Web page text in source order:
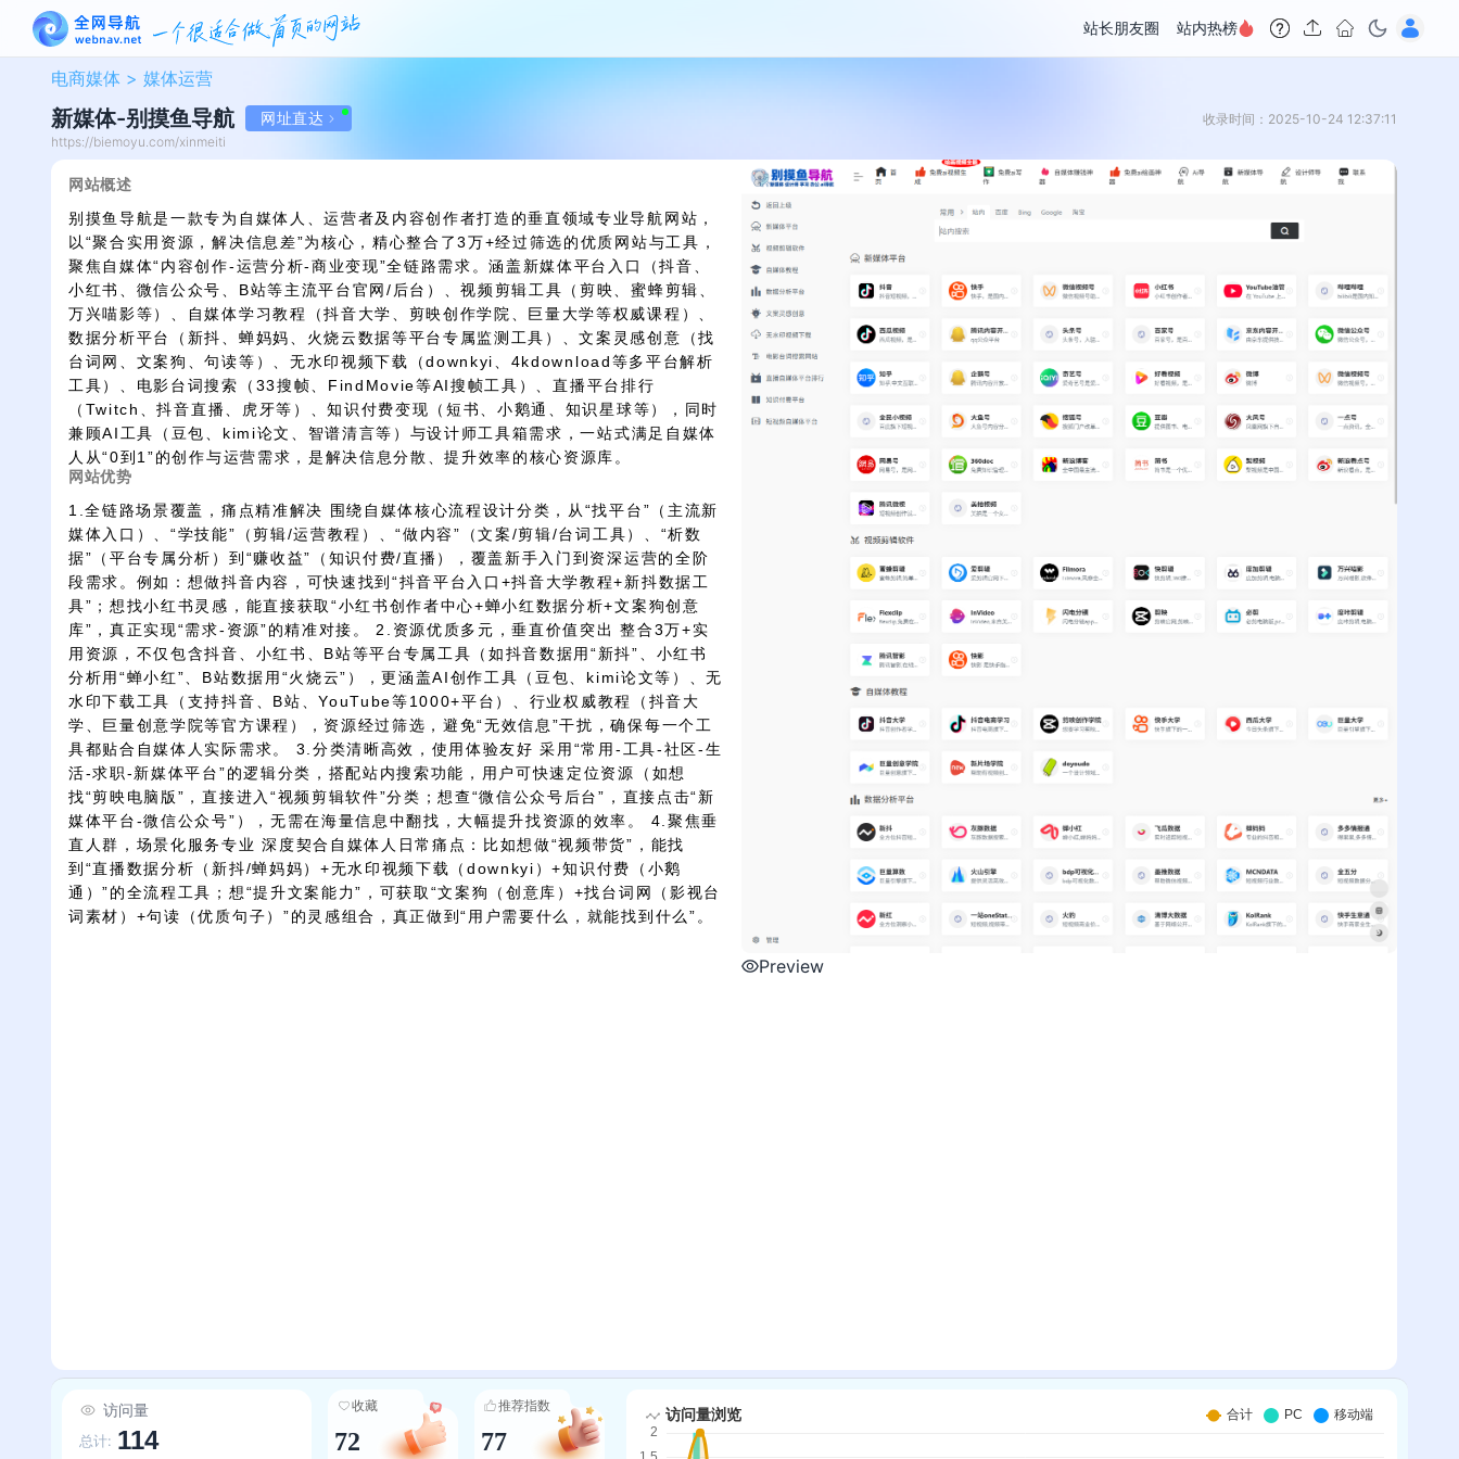
站长朋友圈 站内热榜
电商媒体 >媒体运营
新媒体-别摸鱼导航 网址直达
收录时间：2025-10-24 12:37:11
https://biemoyu.com/xinmeiti
网站概述
别摸鱼导航是一款专为自媒体人、运营者及内容创作者打造的垂直领域专业导航网站，
以“聚合实用资源，解决信息差”为核心，精心整合了3万+经过筛选的优质网站与工具，
聚焦自媒体“内容创作-运营分析-商业变现”全链路需求。涵盖新媒体平台入口（抖音、
小红书、微信公众号、B站等主流平台官网/后台）、视频剪辑工具（剪映、蜜蜂剪辑、
万兴喵影等）、自媒体学习教程（抖音大学、剪映创作学院、巨量大学等权威课程）、
数据分析平台（新抖、蝉妈妈、火烧云数据等平台专属监测工具）、文案灵感创意（找
台词网、文案狗、句读等）、无水印视频下载（downkyi、4kdownload等多平台解析
工具）、电影台词搜索（33搜帧、FindMovie等AI搜帧工具）、直播平台排行
（Twitch、抖音直播、虎牙等）、知识付费变现（短书、小鹅通、知识星球等），同时
兼顾AI工具（豆包、kimi论文、智谱清言等）与设计师工具箱需求，一站式满足自媒体
人从“0到1”的创作与运营需求，是解决信息分散、提升效率的核心资源库。
网站优势
1.全链路场景覆盖，痛点精准解决 围绕自媒体核心流程设计分类，从“找平台”（主流新
媒体入口）、“学技能”（剪辑/运营教程）、“做内容”（文案/剪辑/台词工具）、“析数
据”（平台专属分析）到“赚收益”（知识付费/直播），覆盖新手入门到资深运营的全阶
段需求。例如：想做抖音内容，可快速找到“抖音平台入口+抖音大学教程+新抖数据工
具”；想找小红书灵感，能直接获取“小红书创作者中心+蝉小红数据分析+文案狗创意
库”，真正实现“需求-资源”的精准对接。 2.资源优质多元，垂直价值突出 整合3万+实
用资源，不仅包含抖音、小红书、B站等平台专属工具（如抖音数据用“新抖”、小红书
分析用“蝉小红”、B站数据用“火烧云”），更涵盖AI创作工具（豆包、kimi论文等）、无
水印下载工具（支持抖音、B站、YouTube等1000+平台）、行业权威教程（抖音大
学、巨量创意学院等官方课程），资源经过筛选，避免“无效信息”干扰，确保每一个工
具都贴合自媒体人实际需求。 3.分类清晰高效，使用体验友好 采用“常用-工具-社区-生
活-求职-新媒体平台”的逻辑分类，搭配站内搜索功能，用户可快速定位资源（如想
找“剪映电脑版”，直接进入“视频剪辑软件”分类；想查“微信公众号后台”，直接点击“新
媒体平台-微信公众号”），无需在海量信息中翻找，大幅提升找资源的效率。 4.聚焦垂
直人群，场景化服务专业 深度契合自媒体人日常痛点：比如想做“视频带货”，能找
到“直播数据分析（新抖/蝉妈妈）+无水印视频下载（downkyi）+知识付费（小鹅
通）”的全流程工具；想“提升文案能力”，可获取“文案狗（创意库）+找台词网（影视台
词素材）+句读（优质句子）”的灵感组合，真正做到“用户需要什么，就能找到什么”。
Preview
访问量
总计: 114
收藏
72
推荐指数
77